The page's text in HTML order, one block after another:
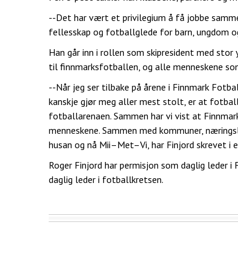
--Det har vært et privilegium å få jobbe
fellesskap og fotballglede for barn, ungdom
Han går inn i rollen som skipresident med
til finnmarksfotballen, og alle menneskene
--Når jeg ser tilbake på årene i Finnmark
kanskje gjør meg aller mest stolt, er at
fotballarenaen. Sammen har vi vist at
menneskene. Sammen med kommuner,
husan og nå Mii–Met–Vi, har Finjord skrevet i
Roger Finjord har permisjon som daglig leder
daglig leder i fotballkretsen.